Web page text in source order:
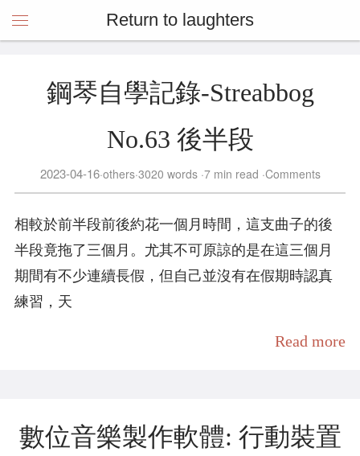
Return to laughters
鋼琴自學記錄-Streabbog
No.63 後半段
2023-04-16 others 3020 words 7 min read Comments
相較於前半段前後約花一個月時間，這支曲子的後
半段竟拖了三個月。尤其不可原諒的是在這三個月
期間有不少連續長假，但自己並沒有在假期時認真
練習，天
Read more
數位音樂製作軟體: 行動裝置